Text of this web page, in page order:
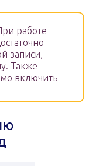
работе
записи,
Также
включить